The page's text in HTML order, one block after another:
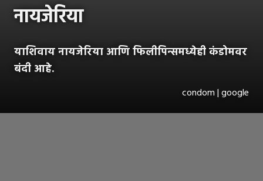
नायजेरिया
याशिवाय नायजेरिया आणि फिलीपिन्समध्येही कंडोमवर
बंदी आहे.
condom | google